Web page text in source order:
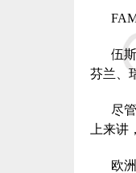
伍
芬兰、
尽
上来
欧